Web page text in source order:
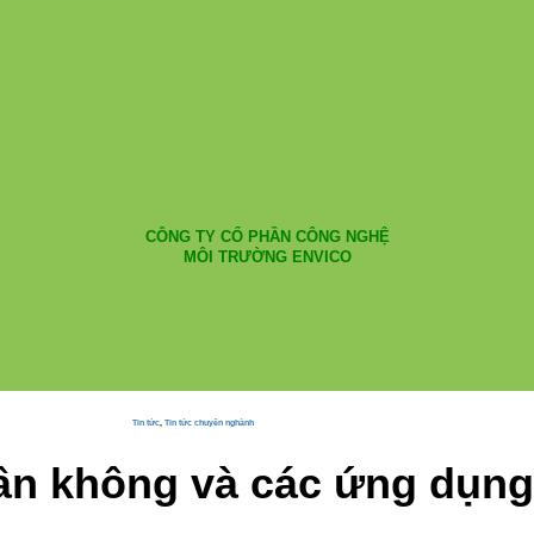
CÔNG TY CỔ PHẦN CÔNG NGHỆ
MÔI TRƯỜNG ENVICO
Tin tức Tin tức chuyên nghành
không và các ứng